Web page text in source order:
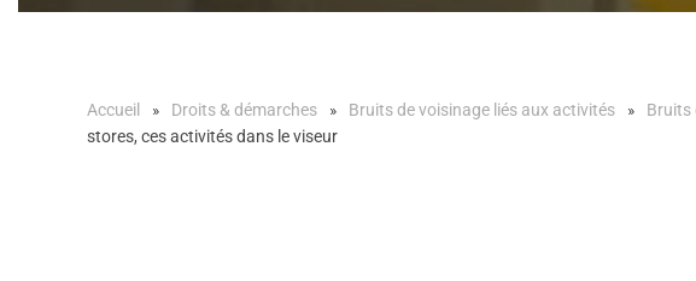
Accueil Droits & démarches Bruits de voisinage liés aux activités Bruits
stores, ces activités dans le viseur